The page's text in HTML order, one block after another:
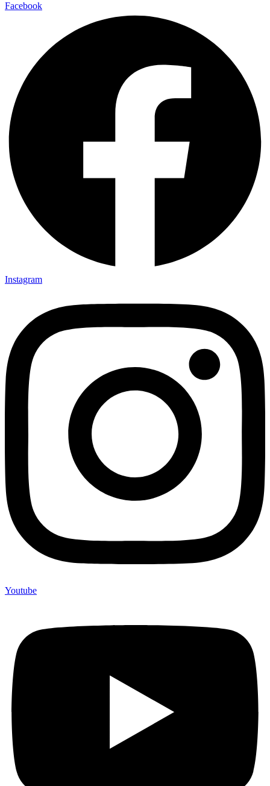
Facebook
Instagram
Youtube